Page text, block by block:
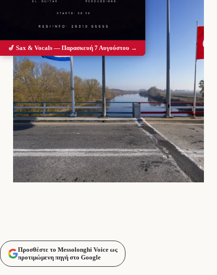
Προσθέστε το Messolonghi Voice ως
προτιμώμενη πηγή στο Google
🎷 Sax & Vocals — Παρασκευή 7 Αυγούστου →